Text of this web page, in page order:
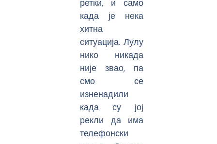
ретки, и само
када је нека
хитна
ситуација. Лулу
нико никада
није звао, па
смо се
изненадили
када су јој
рекли да има
телефонски